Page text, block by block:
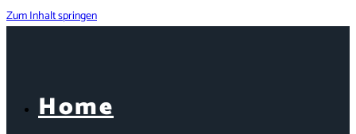
Zum Inhalt springen
Home